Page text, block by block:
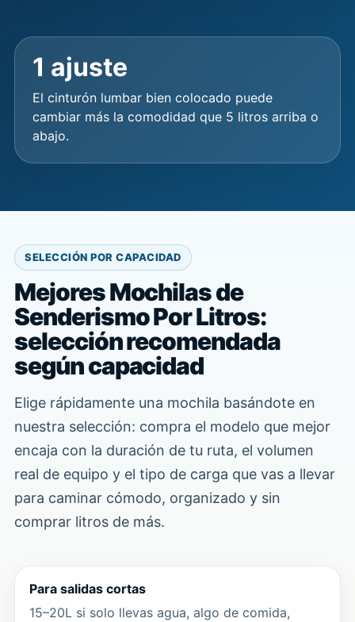
1 ajuste
El cinturón lumbar bien colocado puede
cambiar más la comodidad que 5 litros arriba o
abajo.
SELECCIÓN POR CAPACIDAD
Mejores Mochilas de
Senderismo Por Litros:
selección recomendada
según capacidad
Elige rápidamente una mochila basándote en
nuestra selección: compra el modelo que mejor
encaja con la duración de tu ruta, el volumen
real de equipo y el tipo de carga que vas a llevar
para caminar cómodo, organizado y sin
comprar litros de más.
Para salidas cortas
15–20L si solo llevas agua, algo de comida,